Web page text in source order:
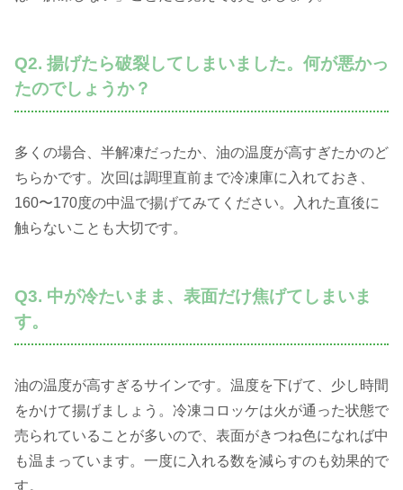
Q2. 揚げたら破裂してしまいました。何が悪かっ
たのでしょうか？
多くの場合、半解凍だったか、油の温度が高すぎたかのど
ちらかです。次回は調理直前まで冷凍庫に入れておき、
160〜170度の中温で揚げてみてください。入れた直後に
触らないことも大切です。
Q3. 中が冷たいまま、表面だけ焦げてしまいま
す。
油の温度が高すぎるサインです。温度を下げて、少し時間
をかけて揚げましょう。冷凍コロッケは火が通った状態で
売られていることが多いので、表面がきつね色になれば中
も温まっています。一度に入れる数を減らすのも効果的で
す。